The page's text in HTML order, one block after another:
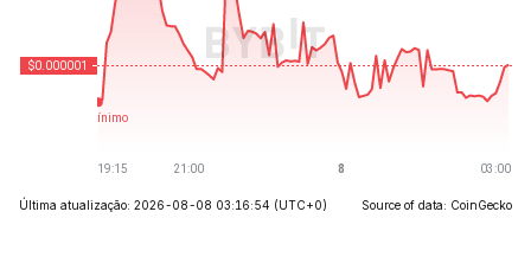
Última atualização: 2026-08-08 03:16:54 (UTC+0) Source of data: CoinGecko